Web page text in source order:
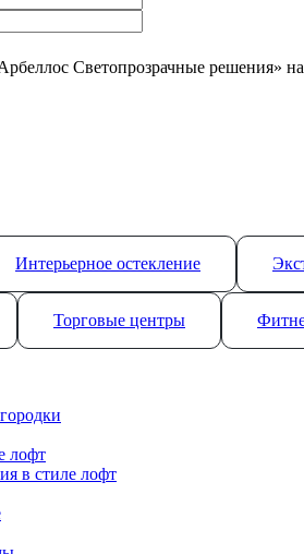
Светопрозрачные решения»
Интерьерное остекление
Торговые центры
лофт
в стиле лофт